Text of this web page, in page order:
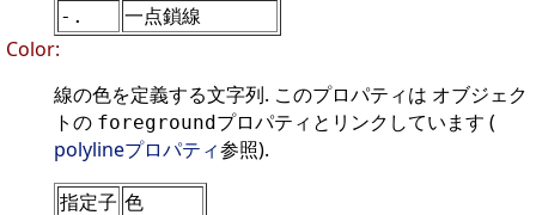
-.
一点鎖線
Color:
線の色を定義する文字列. このプロパティは オブジェク
トの foregroundプロパティとリンクしています (
polylineプロパティ参照).
指定子 色